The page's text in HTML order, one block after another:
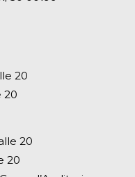
20
20
20
20